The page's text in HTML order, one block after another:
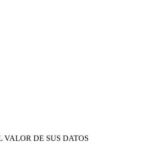
DE SUS DATOS